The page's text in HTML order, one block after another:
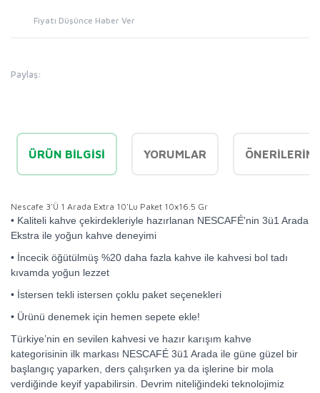
Fiyatı Düşünce Haber Ver
Paylaş:
ÜRÜN BILGISI YORUMLAR
Nescafe 3'Ü 1 Arada Extra 10'Lu Paket 10x16.5 Gr
• Kaliteli kahve çekirdekleriyle hazırlanan NESCAFÉ'nin 3ü1 Arada
Ekstra ile yoğun kahve deneyimi
• İncecik öğütülmüş %20 daha fazla kahve ile kahvesi bol tadı
kıvamda yoğun lezzet
• İstersen tekli istersen çoklu paket seçenekleri
• Ürünü denemek için hemen sepete ekle!
Türkiye’nin en sevilen kahvesi ve hazır karışım kahve
kategorisinin ilk markası NESCAFÉ 3ü1 Arada ile güne güzel bir
başlangıç yaparken, ders çalışırken ya da işlerine bir mola
verdiğinde keyif yapabilirsin. Devrim niteliğindeki teknolojimiz